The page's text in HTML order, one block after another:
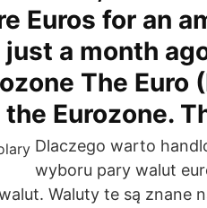
Euros for an
a month
The Euro
Eurozone.
Dlaczego warto
wyboru pary walut
Waluty te są znane